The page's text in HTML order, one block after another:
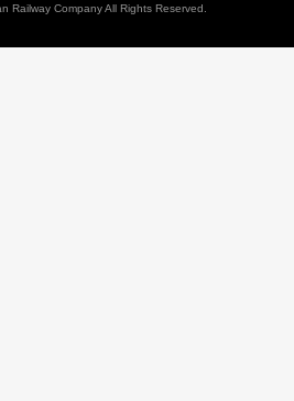
Railway Company All Rights Reserved.